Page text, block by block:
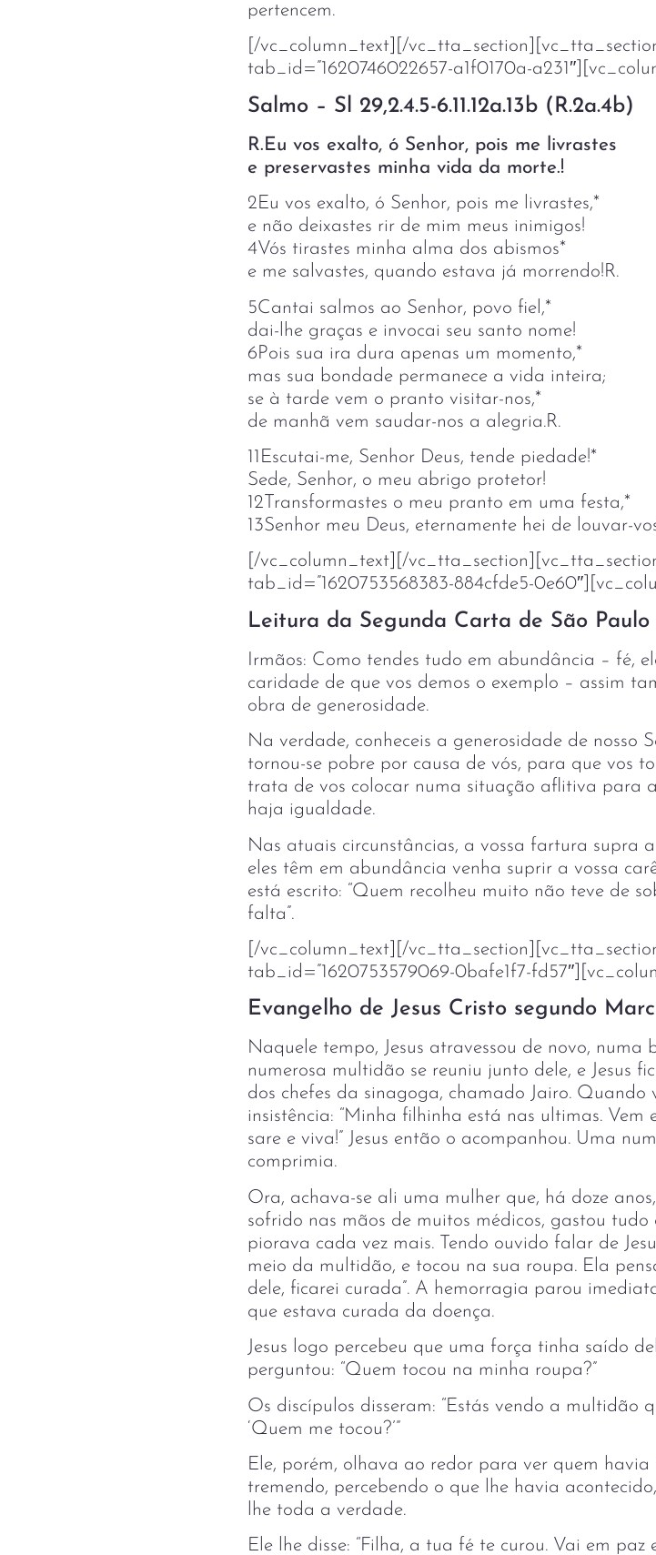
pertencem.
[/vc_column_text][/
tab_id=”1620746022657-a1f0170a-
Salmo – Sl 29,2.4.5-6.11.12a.13b (R.2a.4b)
R.Eu vos exalto, ó Senhor, pois me livrastes
e preservastes minha vida da morte.!
2Eu vos exalto, ó Senhor, pois me livrastes,*
e não deixastes rir de mim meus inimigos!
4Vós tirastes minha alma dos abismos*
e me salvastes, quando estava já morrendo!R.
5Cantai salmos ao Senhor, povo fiel,*
dai-lhe graças e invocai seu santo nome!
6Pois sua ira dura apenas um momento,*
mas sua bondade permanece a vida inteira;
se à tarde vem o pranto visitar-nos,*
de manhã vem saudar-nos a alegria.R.
11Escutai-me, Senhor Deus, tende piedade!*
Sede, Senhor, o meu abrigo protetor!
12Transformastes o meu pranto em uma festa,*
13Senhor meu Deus, eternamente hei de louvar-
[/vc_column_text][/
tab_id=”1620753568383-884cfde5-
Leitura da Segunda Carta de São Paulo
Irmãos: Como tendes tudo em abundância – fé,
caridade de que vos demos o exemplo – assim
obra de generosidade.
Na verdade, conheceis a generosidade de nosso
tornou-se pobre por causa de vós, para que vos
trata de vos colocar numa situação aflitiva para
haja igualdade.
Nas atuais circunstâncias, a vossa fartura supra
eles têm em abundância venha suprir a vossa
está escrito: “Quem recolheu muito não teve de
falta”.
[/vc_column_text][/
tab_id=”1620753579069-0bafe1f7-
Evangelho de Jesus Cristo segundo
Naquele tempo, Jesus atravessou de novo,
numerosa multidão se reuniu junto dele, e Jesus
dos chefes da sinagoga, chamado Jairo. Quando
insistência: “Minha filhinha está nas ultimas.
sare e viva!” Jesus então o acompanhou. Uma
comprimia.
Ora, achava-se ali uma mulher que, há doze
sofrido nas mãos de muitos médicos, gastou tudo
piorava cada vez mais. Tendo ouvido falar de
meio da multidão, e tocou na sua roupa. Ela
dele, ficarei curada”. A hemorragia parou
que estava curada da doença.
Jesus logo percebeu que uma força tinha saído
perguntou: “Quem tocou na minha roupa?”
Os discípulos disseram: “Estás vendo a multidão
‘Quem me tocou?’”
Ele, porém, olhava ao redor para ver quem
tremendo, percebendo o que lhe havia
lhe toda a verdade.
Ele lhe disse: “Filha, a tua fé te curou. Vai em paz